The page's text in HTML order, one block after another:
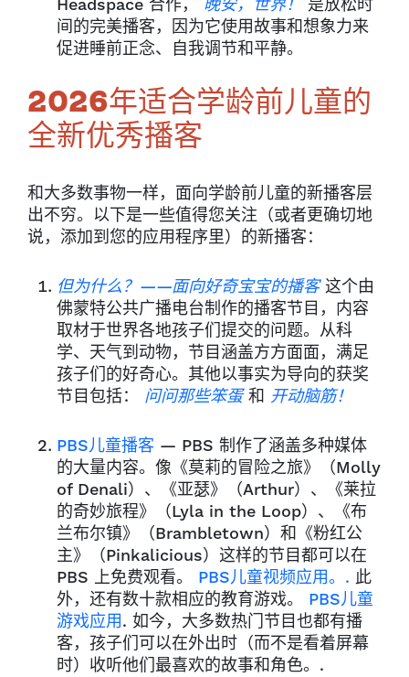
Headspace 合作， 晚安，世界！
是放松时
间的完美播客，因为它使用故事和想象力来
促进睡前正念、自我调节和平静。
2026年适合学龄前儿童的
全新优秀播客
和大多数事物一样，面向学龄前儿童的新播客层
出不穷。以下是一些值得您关注（或者更确切地
说，添加到您的应用程序里）的新播客：
但为什么？——面向好奇宝宝的播客这个由
佛蒙特公共广播电台制作的播客节目，内容
取材于世界各地孩子们提交的问题。从科
学、天气到动物，节目涵盖方方面面，满足
孩子们的好奇心。其他以事实为导向的获奖
节目包括： 问问那些笨蛋和 开动脑筋！
PBS儿童播客 — PBS 制作了涵盖多种媒体
的大量内容。像《莫莉的冒险之旅》（Molly
of Denali）、《亚瑟》（Arthur）、《莱拉
的奇妙旅程》（Lyla in the Loop）、《布
兰布尔镇》（Brambletown）和《粉红公
主》（Pinkalicious）这样的节目都可以在
PBS 上免费观看。 PBS儿童视频应用。. 此
外，还有数十款相应的教育游戏。 PBS儿童
游戏应用. 如今，大多数热门节目也都有播
客，孩子们可以在外出时（而不是看着屏幕
时）收听他们最喜欢的故事和角色。.